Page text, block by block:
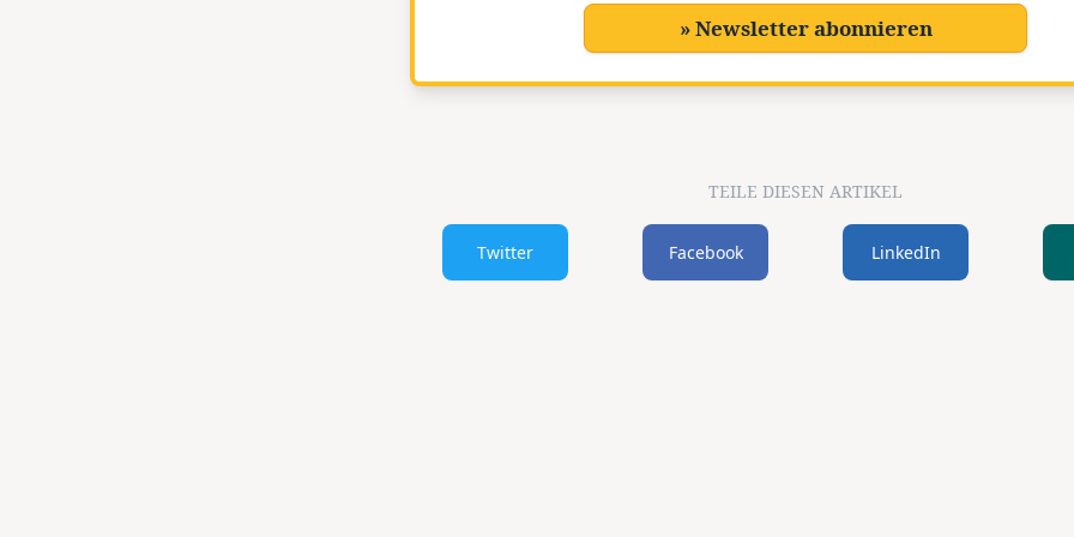
» Newsletter abonnieren
TEILE DIESEN ARTIKEL
Twitter Facebook LinkedIn